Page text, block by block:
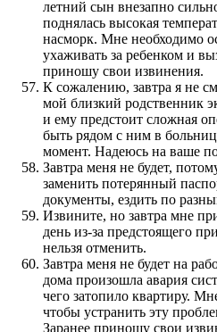
летний сын внезапно
поднялась высокая
насморк. Мне необходимо
ухаживать за ребенком и
приношу свои извинения.
К сожалению, завтра я не
мой близкий родственник
и ему предстоит сложная
быть рядом с ним в
момент. Надеюсь на ваше
Завтра меня не будет,
заменить потерянный
документы, ездить по
Извините, но завтра мне
день из-за предстоящего
нельзя отменить.
Завтра меня не будет на
дома произошла авария
чего затопило квартиру.
чтобы устранить эту
Заранее приношу свои